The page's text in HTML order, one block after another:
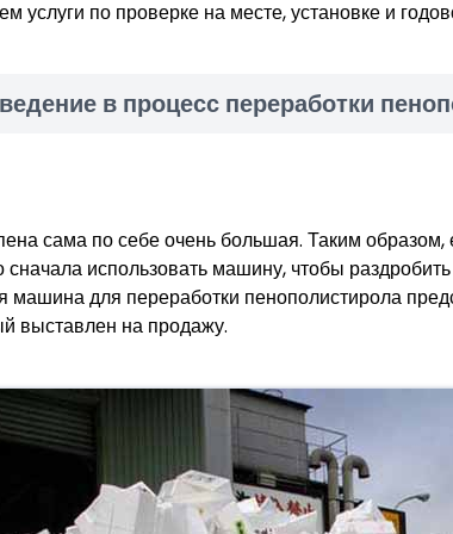
услуги по проверке на месте, установке и
в процесс переработки
сама по себе очень большая. Таким образом,
использовать машину, чтобы
машина для переработки пенополистирола
выставлен на продажу.